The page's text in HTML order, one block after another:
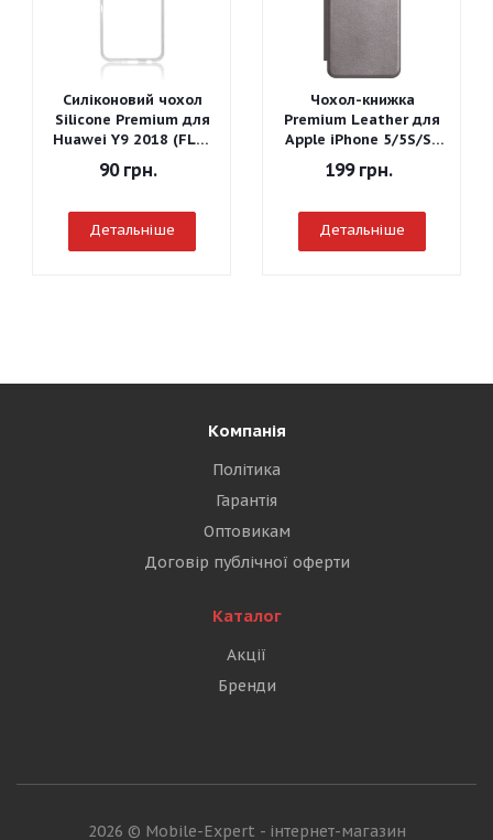
Силіконовий чохол
Silicone Premium для
Huawei Y9 2018 (FLA-
LX1) (Прозорий)
90грн.
Детальніше
Чохол-книжка
Premium Leather для
Apple iPhone 5/5S/SE
(Сірий)
199грн.
Детальніше
Компанія
Політика
Гарантія
Оптовикам
Договір публічної оферти
Каталог
Акції
Бренди
2026 © Mobile-Expert - інтернет-магазин